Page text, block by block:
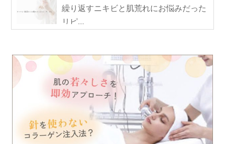
繰り返すニキビと肌荒れにお悩みだった
リピ…